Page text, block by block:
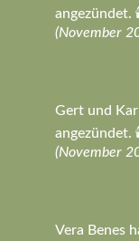
angezündet.
(November
Gert und
angezündet.
(November
Vera Benes